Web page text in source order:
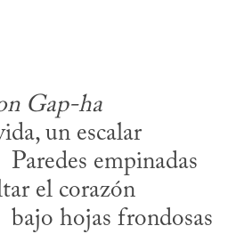
Gap-ha
un escalar
​	Paredes empinadas
el corazón
​	bajo hojas frondosas